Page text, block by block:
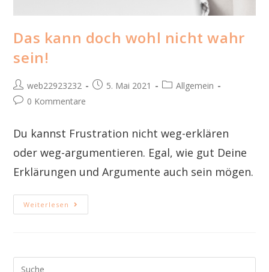
Das kann doch wohl nicht wahr
sein!
web22923232 5. Mai 2021
Allgemein
0 Kommentare
Du kannst Frustration nicht weg-erklären
oder weg-argumentieren. Egal, wie gut Deine
Erklärungen und Argumente auch sein mögen.
Weiterlesen